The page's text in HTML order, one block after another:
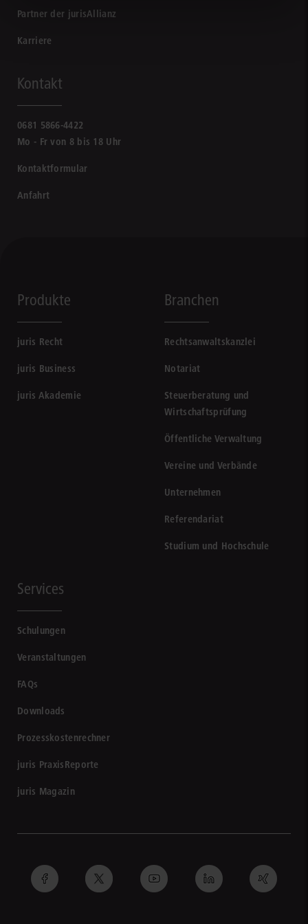
Partner der jurisAllianz
Karriere
Kontakt
0681 5866-4422
Mo - Fr von 8 bis 18 Uhr
Kontaktformular
Anfahrt
Produkte
juris Recht
juris Business
juris Akademie
Branchen
Rechtsanwaltskanzlei
Notariat
Steuerberatung und
Wirtschaftsprüfung
Öffentliche Verwaltung
Vereine und Verbände
Unternehmen
Referendariat
Studium und Hochschule
Services
Schulungen
Veranstaltungen
FAQs
Downloads
Prozesskostenrechner
juris PraxisReporte
juris Magazin